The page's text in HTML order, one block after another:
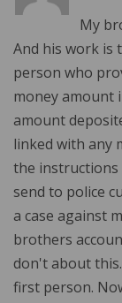
My
And his work is
person who
money amount
amount
linked with any
the instructions
send to police
a case against
brothers
don't about
first person.